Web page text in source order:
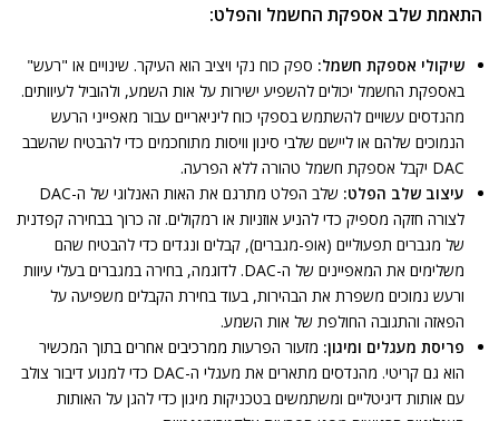
התאמת שלב אספקת החשמל והפלט:
שיקולי אספקת חשמל: ספק כוח נקי ויציב הוא העיקר. שינויים או "רעש"
באספקת החשמל יכולים להשפיע ישירות על אות השמע, ולהוביל לעיוותים.
מהנדסים עשויים להשתמש בספקי כוח ליניאריים עבור מאפייני הרעש
הנמוכים שלהם או ליישם שלבי סינון וויסות מתוחכמים כדי להבטיח שהשבב
DAC יקבל אספקת חשמל טהורה ללא הפרעה.
עיצוב שלב הפלט: שלב הפלט מתרגם את האות האנלוגי של ה-DAC
לצורה חזקה מספיק כדי להניע אוזניות או רמקולים. זה כרוך בבחירה קפדנית
של מגברים תפעוליים (אופ-מגברים), קבלים ונגדים כדי להבטיח שהם
משלימים את המאפיינים של ה-DAC. לדוגמה, בחירה במגברים בעלי עיוות
ורעש נמוכים משפרת את הבהירות, בעוד בחירת הקבלים משפיעה על
הפאזה והתגובה החולפת של אות השמע.
פריסת מעגלים ומיגון: מזעור הפרעות ממרכיבים אחרים בתוך המכשיר
הוא גם קריטי. מהנדסים מתארים את מעגלי ה-DAC כדי למנוע דיבור צולב
עם אותות דיגיטליים ומשתמשים בטכניקות מיגון כדי להגן על האותות